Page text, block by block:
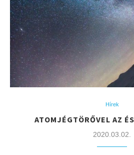
Hírek
ATOMJÉGTÖRŐVEL AZ
2020.03.02.